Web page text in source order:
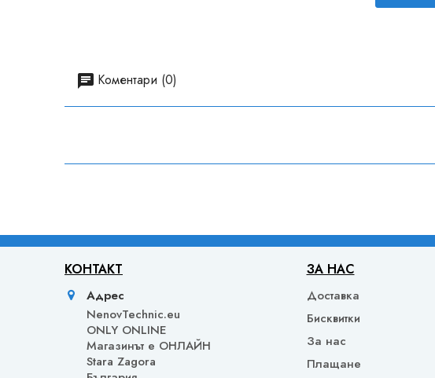
Коментари (0)
КОНТАКТ
Адрес
NenovTechnic.eu
ONLY ONLINE
Mагазинът е ОНЛАЙН
Stara Zagora
ЗА НАС
Доставка
Бисквитки
За нас
Плащане